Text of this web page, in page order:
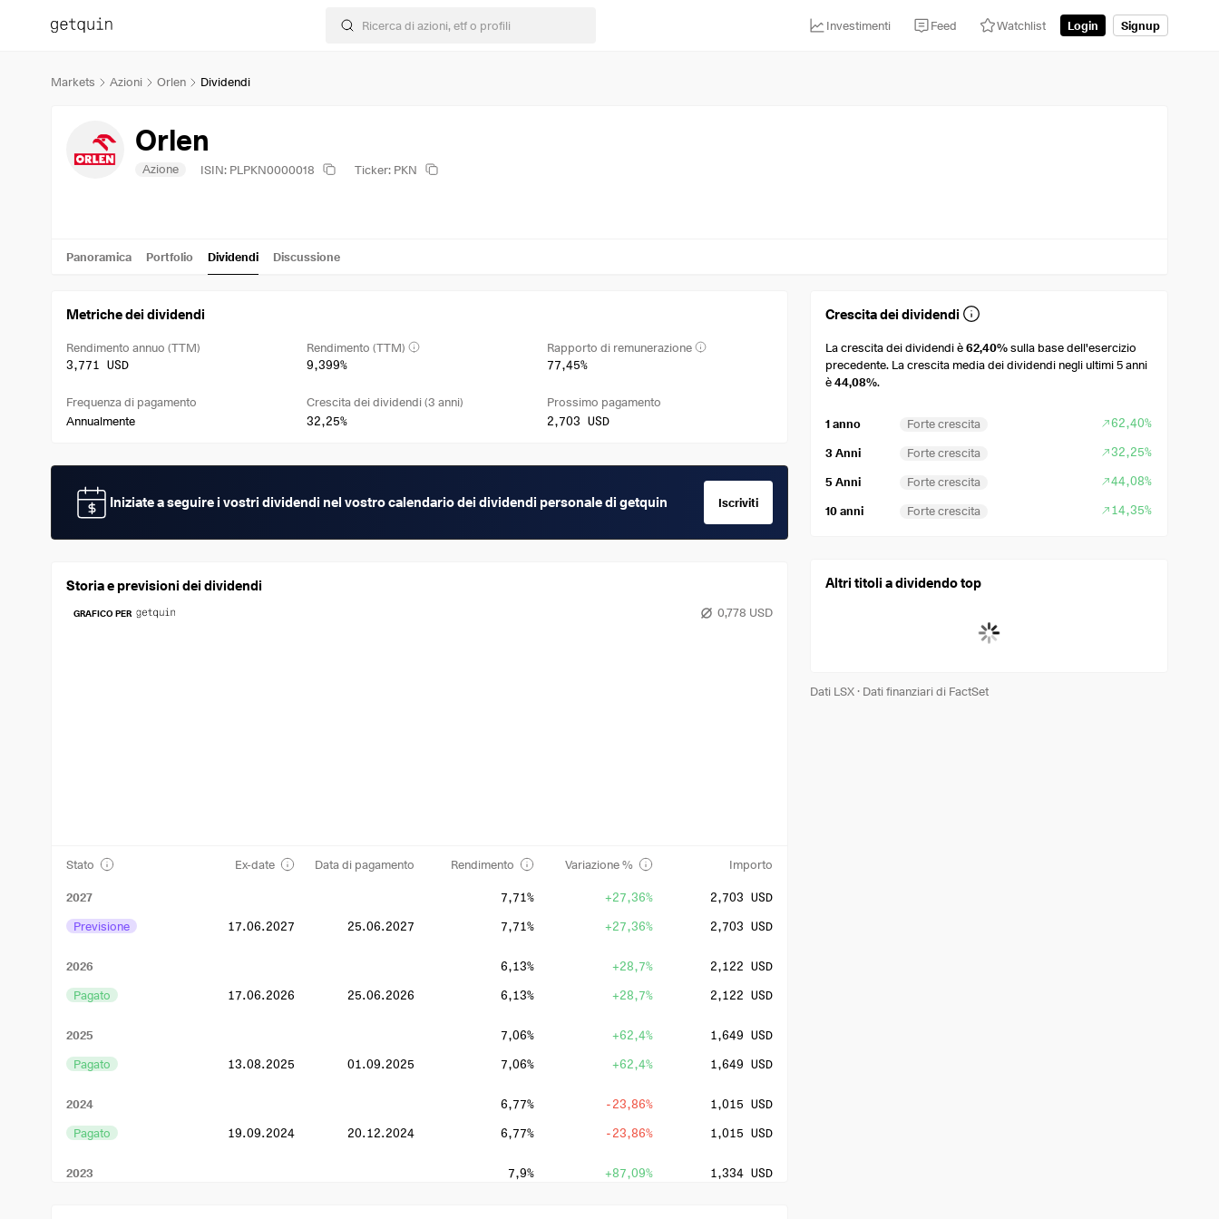
Investimenti Feed Watchlist Login Signup
Markets Azioni Orlen Dividendi
Orlen
Azione ISIN: PLPKN0000018 Ticker: PKN
Panoramica Portfolio Dividendi Discussione
Metriche dei dividendi
Rendimento annuo (TTM)
3,771 USD
Rendimento (TTM)
9,399%
Rapporto di remunerazione
77,45%
Frequenza di pagamento
Annualmente
Crescita dei dividendi (3 anni)
32,25%
Prossimo pagamento
2,703 USD
Iniziate a seguire i vostri dividendi nel vostro calendario dei dividendi personale di getquin Iscriviti
Storia e previsioni dei dividendi
0,778 USD
GRAFICO PER
Stato Ex-date Data di pagamento Rendimento Variazione % Importo
2027 7,71% +27,36%
2,703 USD
Previsione
17.06.2027 25.06.2027 7,71% +27,36% 2,703 USD
2026 6,13% +28,7%
2,122 USD
Pagato
17.06.2026 25.06.2026 6,13% +28,7% 2,122 USD
2025 7,06% +62,4%
1,649 USD
Pagato
13.08.2025 01.09.2025 7,06% +62,4% 1,649 USD
2024 6,77% -23,86%
1,015 USD
Pagato
19.09.2024 20.12.2024 6,77% -23,86% 1,015 USD
2023 7,9% +87,09%
1,334 USD
Crescita dei dividendi
La crescita dei dividendi è62,40%sulla base dell'esercizio
precedente. La crescita media dei dividendi negli ultimi 5 anni
è44,08%.
1 anno Forte crescita 62,40%
3 Anni Forte crescita 32,25%
5 Anni Forte crescita 44,08%
10 anni Forte crescita 14,35%
Altri titoli a dividendo top
Dati LSX· Dati finanziari di FactSet